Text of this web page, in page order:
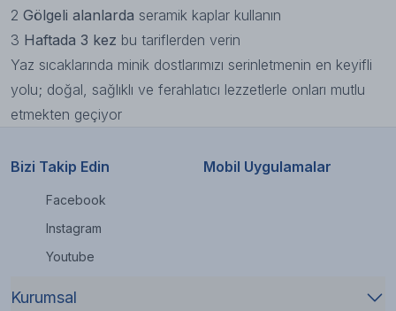
2 Gölgeli alanlarda seramik kaplar kullanın
3 Haftada 3 kez bu tariflerden verin
Yaz sıcaklarında minik dostlarımızı serinletmenin en keyifli
yolu; doğal, sağlıklı ve ferahlatıcı lezzetlerle onları mutlu
etmekten geçiyor
Bizi Takip Edin
Facebook
Instagram
Youtube
Mobil Uygulamalar
Kurumsal